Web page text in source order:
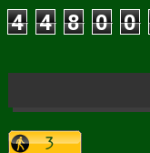
4 4 8 0 0